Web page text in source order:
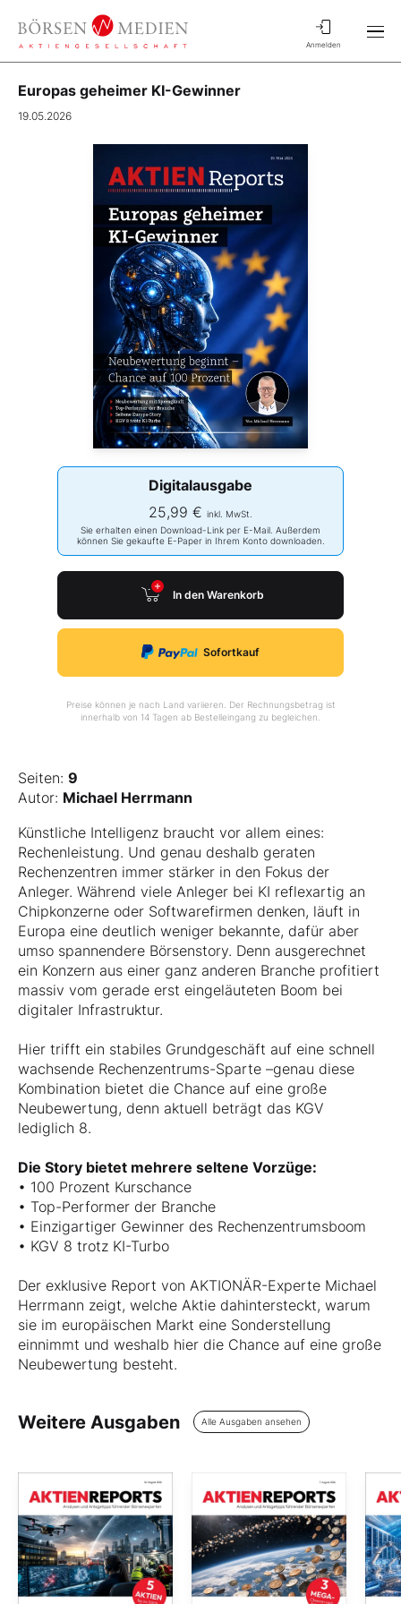
Anmelden
Europas geheimer KI-Gewinner
19.05.2026
Digitalausgabe
25,99 € inkl. MwSt.
Sie erhalten einen Download-Link per E-Mail. Außerdem
können Sie gekaufte E-Paper in Ihrem Konto downloaden.
In den Warenkorb
Sofortkauf
Preise können je nach Land variieren. Der Rechnungsbetrag ist
innerhalb von 14 Tagen ab Bestelleingang zu begleichen.
Seiten: 9
Autor: Michael Herrmann
Künstliche Intelligenz braucht vor allem eines:
Rechenleistung. Und genau deshalb geraten
Rechenzentren immer stärker in den Fokus der
Anleger. Während viele Anleger bei KI reflexartig an
Chipkonzerne oder Softwarefirmen denken, läuft in
Europa eine deutlich weniger bekannte, dafür aber
umso spannendere Börsenstory. Denn ausgerechnet
ein Konzern aus einer ganz anderen Branche profitiert
massiv vom gerade erst eingeläuteten Boom bei
digitaler Infrastruktur.
Hier trifft ein stabiles Grundgeschäft auf eine schnell
wachsende Rechenzentrums-Sparte –genau diese
Kombination bietet die Chance auf eine große
Neubewertung, denn aktuell beträgt das KGV
lediglich 8.
Die Story bietet mehrere seltene Vorzüge:
• 100 Prozent Kurschance
• Top-Performer der Branche
• Einzigartiger Gewinner des Rechenzentrumsboom
• KGV 8 trotz KI-Turbo
Der exklusive Report von AKTIONÄR-Experte Michael
Herrmann zeigt, welche Aktie dahintersteckt, warum
sie im europäischen Markt eine Sonderstellung
einnimmt und weshalb hier die Chance auf eine große
Neubewertung besteht.
Weitere Ausgaben Alle Ausgaben ansehen